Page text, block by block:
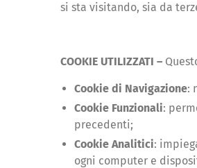
si sta visitando, sia da
COOKIE UTILIZZATI –
Cookie di Navigazione:
Cookie Funzionali:
precedenti;
Cookie Analitici:
ogni computer e